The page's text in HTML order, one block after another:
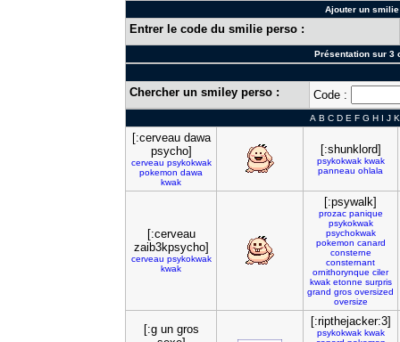
Ajouter un
Entrer le code du smilie perso :
Présentation sur 3
Chercher un smiley perso : Code :
A B C D E F G H I J K
[:cerveau dawa
psycho]
cerveau psykokwak
pokemon dawa
kwak
[:shunklord]
psykokwak kwak
panneau ohlala
[:cerveau
zaib3kpsycho]
cerveau psykokwak
kwak
[:psywalk]
prozac panique
psykokwak
psychokwak
pokemon canard
consterne
consternant
ornithorynque ciler
kwak etonne surpris
grand gros oversized
oversize
[:g un gros
[:ripthejacker:3]
psykokwak kwak